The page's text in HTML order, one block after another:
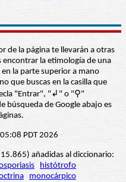
de la página te llevarán a otras
encontrar la etimología de una
la parte superior a mano
que buscas en la casilla que
"Entrar", "↲" o "⚲"
búsqueda de Google abajo es
PDT 2026
añadidas al diccionario:
histótrofo
monocárpico